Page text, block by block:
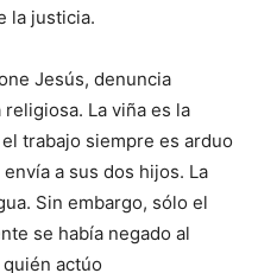
la justicia.
Jesús, denuncia
La viña es la
trabajo siempre es arduo
a sus dos hijos. La
Sin embargo, sólo el
se había negado al
actúo